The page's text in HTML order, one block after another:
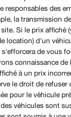
responsables des
la transmission
Si le prix affiché
location) d'un
de vous
connaissance de
à un prix
le droit de
pour le véhicule
véhicules sont